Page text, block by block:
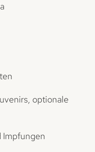
optionale
Impfungen